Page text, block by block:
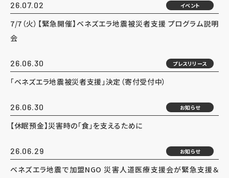
26.07.02 イベント
7/7（火）【緊急開催】ベネズエラ地震被災者支援 プログラム説明
会
26.06.30 プレスリリース
「ベネズエラ地震被災者支援」決定（寄付受付中）
26.06.30 お知らせ
【休眠預金】災害時の「食」を支えるために
26.06.29 お知らせ
ベネズエラ地震で加盟NGO 災害人道医療支援会が緊急支援＆